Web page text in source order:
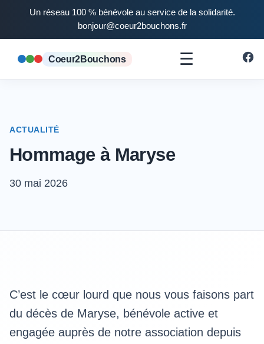
Un réseau 100 % bénévole au service de la solidarité.
bonjour@coeur2bouchons.fr
Coeur2Bouchons ☰
ACTUALITÉ
Hommage à Maryse
30 mai 2026
C’est le cœur lourd que nous vous faisons part
du décès de Maryse, bénévole active et
engagée auprès de notre association depuis